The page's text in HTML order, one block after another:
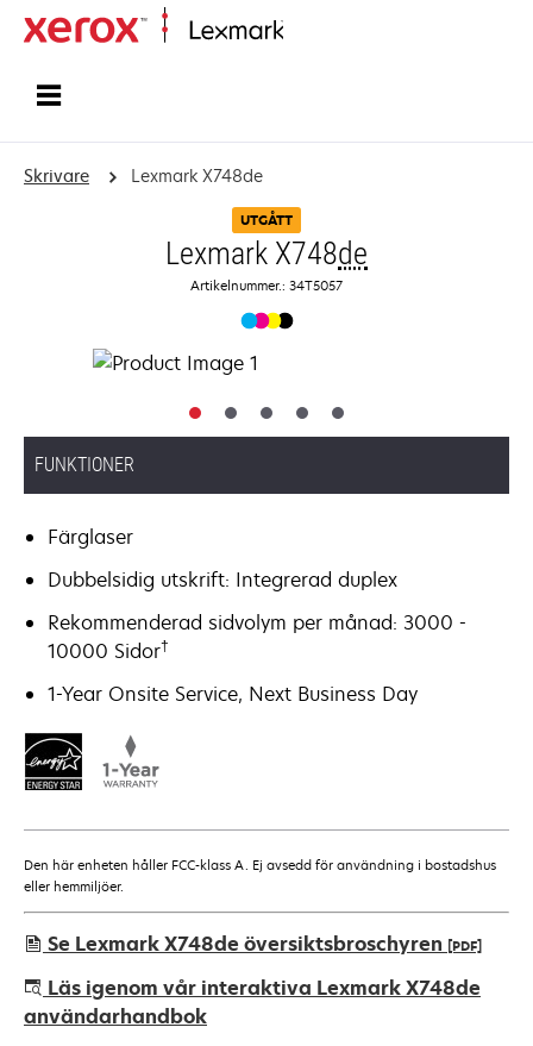
Skrivare Lexmark X748de
UTGÅTT
Lexmark X748de
Artikelnummer.: 34T5057
FUNKTIONER
Färglaser
Dubbelsidig utskrift: Integrerad duplex
Rekommenderad sidvolym per månad: 3000 -
10000 Sidor†
1-Year Onsite Service, Next Business Day
Den här enheten håller FCC-klass A. Ej avsedd för användning i bostadshus
eller hemmiljöer.
Se Lexmark X748de översiktsbroschyren [PDF]
opens
in
Läs igenom vår interaktiva Lexmark X748de
användarhandbok